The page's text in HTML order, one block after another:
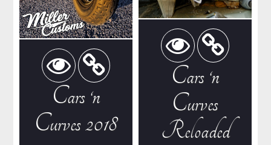
Cars ‘n
Curves
Reloaded
Cars ‘n
Curves 2018